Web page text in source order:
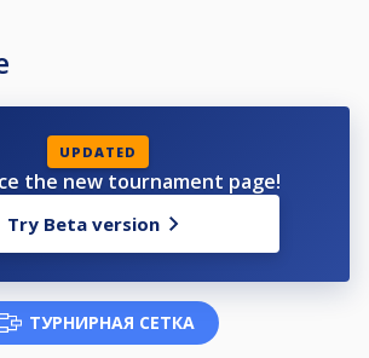
UPDATED
the new tournament page!
Try Beta version
ТУРНИРНАЯ СЕТКА